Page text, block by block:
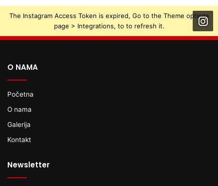
The Instagram Access Token is expired, Go to the Theme options
page > Integrations, to to refresh it.
O NAMA
Početna
O nama
Galerija
Kontakt
Newsletter